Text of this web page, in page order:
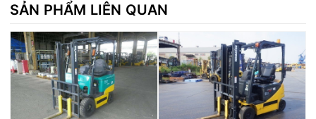
SẢN PHẨM LIÊN QUAN